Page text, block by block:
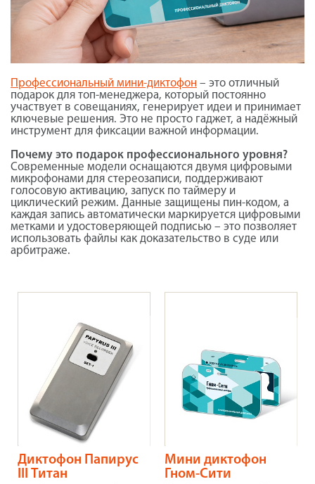
Профессиональный мини-диктофон – это отличный
подарок для топ-менеджера, который постоянно
участвует в совещаниях, генерирует идеи и принимает
ключевые решения. Это не просто гаджет, а надёжный
инструмент для фиксации важной информации.
Почему это подарок профессионального уровня?
Современные модели оснащаются двумя цифровыми
микрофонами для стереозаписи, поддерживают
голосовую активацию, запуск по таймеру и
циклический режим. Данные защищены пин-кодом, а
каждая запись автоматически маркируется цифровыми
метками и удостоверяющей подписью – это позволяет
использовать файлы как доказательство в суде или
арбитраже.
Диктофон Папирус
III Титан
Мини диктофон
Гном-Сити